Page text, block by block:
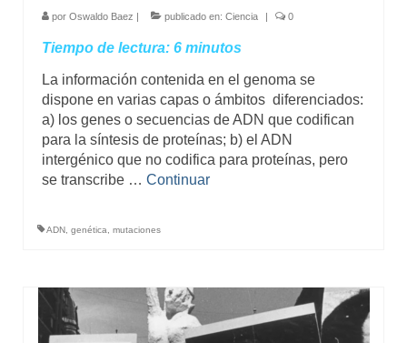
por Oswaldo Baez | publicado en: Ciencia | 0
Tiempo de lectura: 6 minutos
La información contenida en el genoma se
dispone en varias capas o ámbitos diferenciados:
a) los genes o secuencias de ADN que codifican
para la síntesis de proteínas; b) el ADN
intergénico que no codifica para proteínas, pero
se transcribe … Continuar
ADN genética mutaciones